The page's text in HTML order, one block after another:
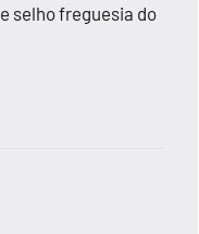
selho freguesia do